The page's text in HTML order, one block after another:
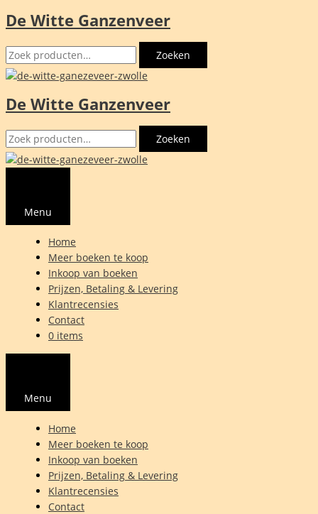
Ga
de
inhoud
De Witte Ganzenveer
Zoeken
naar:
Zoeken
De Witte Ganzenveer
Zoeken
naar:
Zoeken
Menu
Home
Meer boeken te koop
Inkoop van boeken
Prijzen, Betaling & Levering
Klantrecensies
Contact
0 items
Menu
Home
Meer boeken te koop
Inkoop van boeken
Prijzen, Betaling & Levering
Klantrecensies
Contact